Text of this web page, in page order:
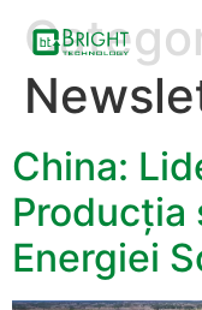
China:
Producția
Energiei